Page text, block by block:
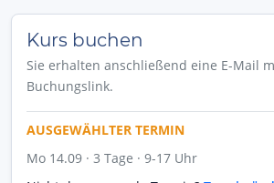
Kurs buchen
Sie erhalten anschließend eine E-Mail
Buchungslink.
AUSGEWÄHLTER TERMIN
Mo 14.09 · 3 Tage · 9-17 Uhr